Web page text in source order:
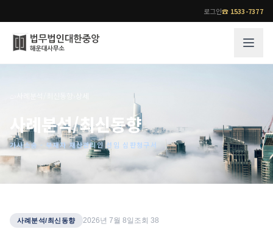
로그인☎ 1533-7377
오시는 길
통합검색
기업 인사이트
사례분석/최신동향
법률지식인
사례분석/최신동향
가사소송 - 부재자 재산관리인 선임 심판청구서
사례분석/최신동향 2026년 7월 8일 조회 38